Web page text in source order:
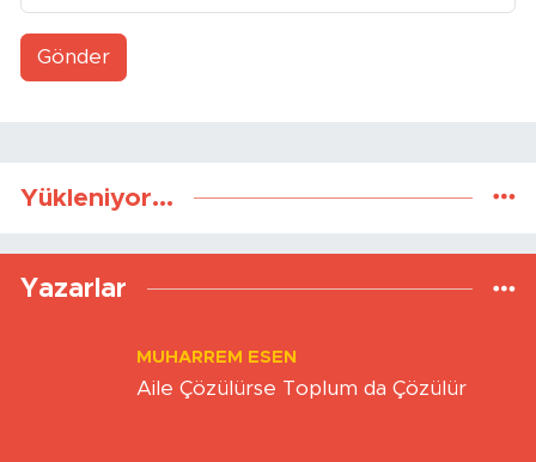
Gönder
Yükleniyor...
Yazarlar
MUHARREM ESEN
Aile Çözülürse Toplum da Çözülür